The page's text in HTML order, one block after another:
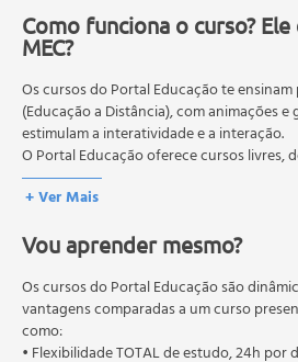
Doenças do Armazenamento
Patologia do Sistema Digestório
Cinomose
Parvovirose
Colites
Hiperplasia nodular
Pancreatite Crônica
Hiperplasia nodular,
Peritonites
Alterações Pós-mortem
Cistos
Pigmentações Patológicas
Como funciona o curso?
MEC?
Os cursos do Portal Educação te
(Educação a Distância), com animações
estimulam a interatividade e a interação.
O Portal Educação oferece cursos livres,
qualificação profissional. São destinados a
profissional conhecimentos que permitam
O MEC (Ministério da Educação), trata da
educação em geral, mas autoriza apenas
pós-graduação. Os cursos técnicos e
autorizados pelas Secretarias Estaduais
+ Ver Mais
Vou aprender mesmo?
Os cursos do Portal Educação são
vantagens comparadas a um curso
como:
• Flexibilidade TOTAL de estudo, 24h por